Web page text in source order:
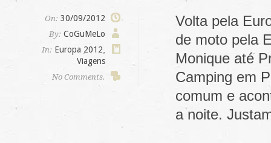
On: 30/09/2012
By: CoGuMeLo
In: Europa 2012
Viagens
No Comments.
Volta pela
de moto pela
Monique até
Camping em
comum e
a noite.